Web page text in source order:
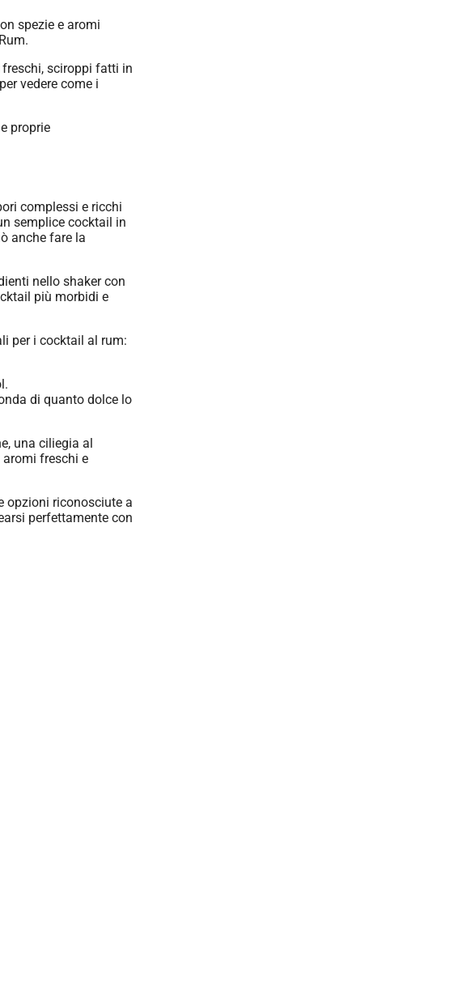
spezie e aromi
freschi, sciroppi fatti in
vedere come i
proprie
complessi e ricchi
semplice cocktail in
anche fare la
nello shaker con
più morbidi e
per i cocktail al rum:
di quanto dolce lo
una ciliegia al
freschi e
opzioni riconosciute a
perfettamente con